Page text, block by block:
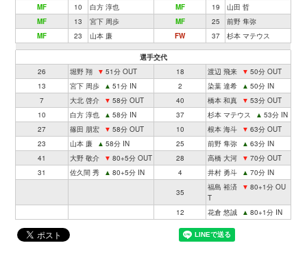
MF
10 白方 淳也 MF 19
山田 哲
MF
13 宮下 周歩 MF 25
前野 隼弥
MF
23 山本 廉 FW 37 杉本 マテウス
選手交代
26
堀野 翔 ▼ 51分 OUT 18 渡辺 飛来 ▼ 50分 OUT
13
宮下 周歩 ▲ 51分 IN 2 染葉 達希 ▲ 50分 IN
7
大北 啓介 ▼ 58分 OUT 40 橋本 和真 ▼ 53分 OUT
10
白方 淳也 ▲ 58分 IN 37 杉本 マテウス ▲ 53分 IN
27
篠田 朋宏 ▼ 58分 OUT 10 根本 海斗 ▼ 63分 OUT
23
山本 廉 ▲ 58分 IN 25 前野 隼弥 ▲ 63分 IN
41
大野 敬介 ▼ 80+5分 OUT 28 高橋 大河 ▼ 70分 OUT
31
佐久間 秀 ▲ 80+5分 IN 4 井村 勇斗 ▲ 70分 IN
35
福島 裕済 ▼ 80+1分 OU
T
12
花倉 悠誠 ▲ 80+1分 IN